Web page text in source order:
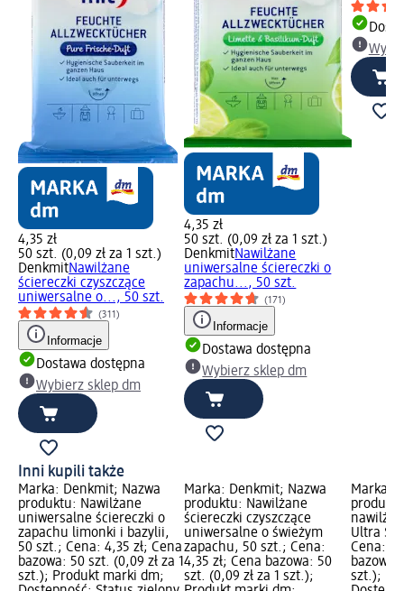
4,35 zł
50 szt. (0,09 zł za 1 szt.)
DenkmitNawilżane
ściereczki czyszczące
uniwersalne o..., 50 szt.
(311)
Informacje
Dostawa dostępna
Wybierz sklep dm
4,35 zł
50 szt. (0,09 zł za 1 szt.)
DenkmitNawilżane
uniwersalne ściereczki o
zapachu..., 50 szt.
(171)
Informacje
Dostawa dostępna
Wybierz sklep dm
Inni kupili także
Marka: Denkmit; Nazwa
produktu: Nawilżane
uniwersalne ściereczki o
zapachu limonki i bazylii,
50 szt.; Cena: 4,35 zł; Cena
bazowa: 50 szt. (0,09 zł za 1
szt.); Produkt marki dm;
Marka: Denkmit; Nazwa
produktu: Nawilżane
ściereczki czyszczące
uniwersalne o świeżym
zapachu, 50 szt.; Cena:
4,35 zł; Cena bazowa: 50
szt. (0,09 zł za 1 szt.);
Marka:
Ultra
Cena:
bazowa:
szt.);